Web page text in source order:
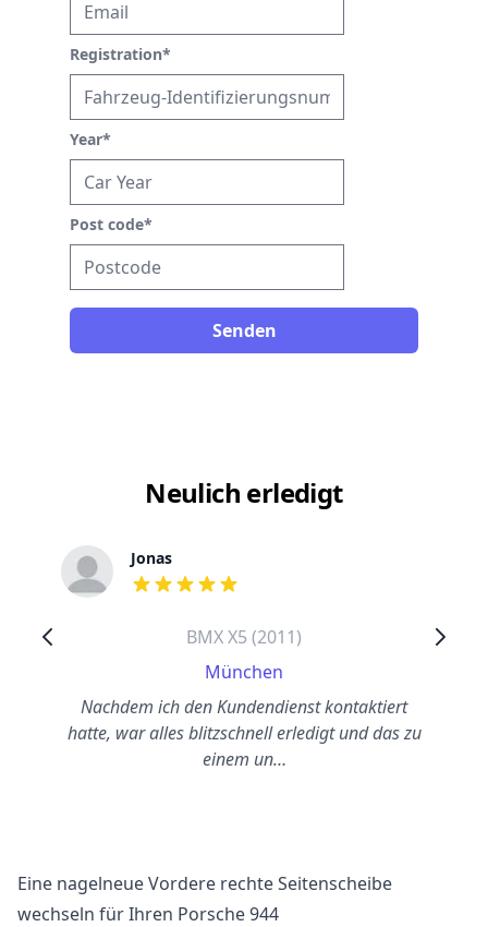
Registration*
Year*
Post code*
Senden
Neulich erledigt
Jonas
out of 5 stars
BMX X5 (2011)
München
Nachdem ich den Kundendienst kontaktiert
hatte, war alles blitzschnell erledigt und das zu
einem un…
Eine nagelneue Vordere rechte Seitenscheibe
wechseln für Ihren Porsche 944